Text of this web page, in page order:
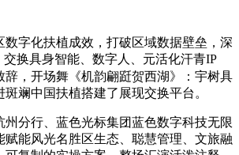
字化扶植成效，打破区域数据壁垒，深
换具身智能、数字人、元活化汗青IP
，开场舞《机韵翩跹贺西湖》：宇树具
斓中国扶植搭建了展现交换平台。
分行、蓝色光标集团蓝色数字科技无限
能风光名胜区生态、聪慧管理、文旅融